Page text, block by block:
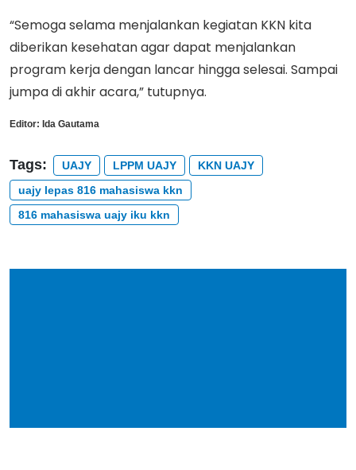
“Semoga selama menjalankan kegiatan KKN kita
diberikan kesehatan agar dapat menjalankan
program kerja dengan lancar hingga selesai. Sampai
jumpa di akhir acara,” tutupnya.
Editor: Ida Gautama
Tags: UAJY LPPM UAJY
KKN UAJY
uajy lepas 816 mahasiswa kkn
816 mahasiswa uajy iku kkn